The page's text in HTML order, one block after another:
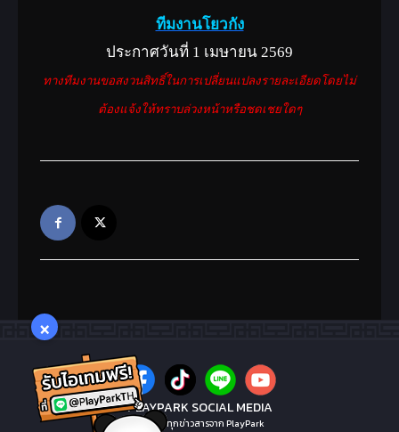
ยาโสมเซียน(พิเศษ)(E)
ในทุกๆครั้งที่ใช้ จะช่วยฟื้นฟูปราณให้
ลายปักมังกรเขียว(1วัน)(กิจกรรม)
อนสเตอร์ขนาดใหญ่ +200
ลายมังกรทอง(1วัน)(event)
ปราณทั้งหมด+3, ค่าประสบการณ์ที่ได้
รับ+40%, ค่าโจมตีอาวุธ+7%, อานุภาพ
วิชา+12%, พลังป้องกันรวมชุดเกราะ+12%,
ทีมงานโยวกัง
ประกาศวันที่ 1 เมษายน 2569
ทางทีมงานขอสงวนสิทธิ์ในการเปลี่ยนแปลงรายละเอียดโดยไม่
ต้องแจ้งให้ทราบล่วงหน้าหรือชดเชยใดๆ
PLAYPARK SOCIAL MEDIA
ไม่พลาดทุกข่าวสารจาก PlayPark
×